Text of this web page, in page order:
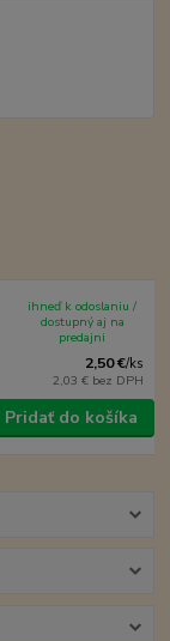
2,50 €/ks
2,03 € bez DPH
ihneď k odoslaniu /
dostupný aj na
predajni
Pridať do košíka